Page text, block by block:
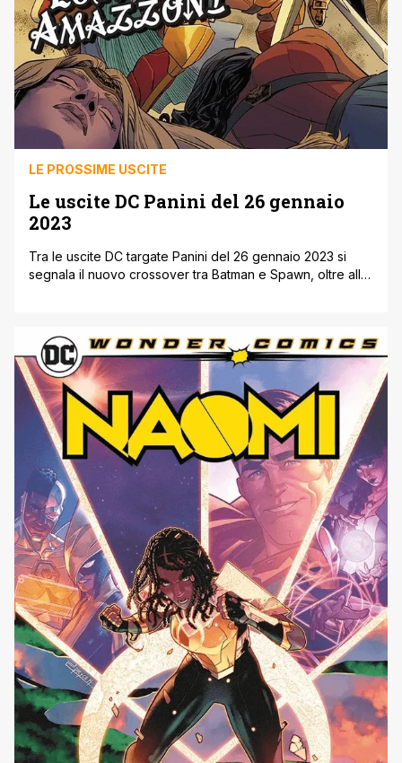
LE PROSSIME USCITE
Le uscite DC Panini del 26 gennaio
2023
Tra le uscite DC targate Panini del 26 gennaio 2023 si
segnala il nuovo crossover tra Batman e Spawn, oltre alla
rinvio della settimana scorsa, anche l’edizione variant [']